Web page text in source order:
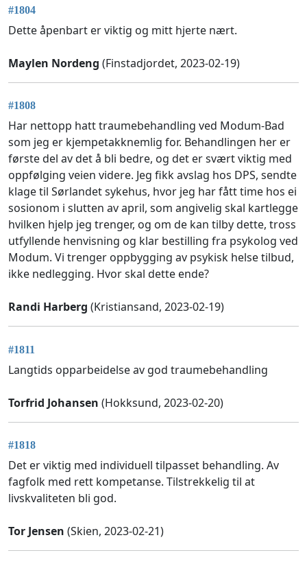
#1804
Dette åpenbart er viktig og mitt hjerte nært.
Maylen Nordeng (Finstadjordet, 2023-02-19)
#1808
Har nettopp hatt traumebehandling ved Modum-Bad
som jeg er kjempetakknemlig for. Behandlingen her er
første del av det å bli bedre, og det er svært viktig med
oppfølging veien videre. Jeg fikk avslag hos DPS, sendte
klage til Sørlandet sykehus, hvor jeg har fått time hos ei
sosionom i slutten av april, som angivelig skal kartlegge
hvilken hjelp jeg trenger, og om de kan tilby dette, tross
utfyllende henvisning og klar bestilling fra psykolog ved
Modum. Vi trenger oppbygging av psykisk helse tilbud,
ikke nedlegging. Hvor skal dette ende?
Randi Harberg (Kristiansand, 2023-02-19)
#1811
Langtids opparbeidelse av god traumebehandling
Torfrid Johansen (Hokksund, 2023-02-20)
#1818
Det er viktig med individuell tilpasset behandling. Av
fagfolk med rett kompetanse. Tilstrekkelig til at
livskvaliteten bli god.
Tor Jensen (Skien, 2023-02-21)